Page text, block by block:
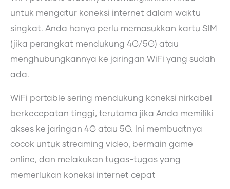
untuk mengatur koneksi internet dalam waktu
singkat. Anda hanya perlu memasukkan kartu SIM
(jika perangkat mendukung 4G/5G) atau
menghubungkannya ke jaringan WiFi yang sudah
ada.
WiFi portable sering mendukung koneksi nirkabel
berkecepatan tinggi, terutama jika Anda memiliki
akses ke jaringan 4G atau 5G. Ini membuatnya
cocok untuk streaming video, bermain game
online, dan melakukan tugas-tugas yang
memerlukan koneksi internet cepat